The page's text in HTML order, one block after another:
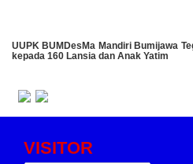
UUPK BUMDesMa Mandiri Bumijawa
kepada 160 Lansia dan Anak Yatim
VISITOR